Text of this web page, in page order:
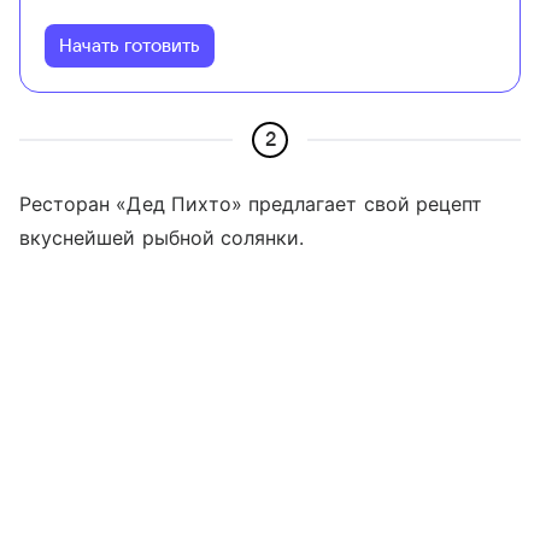
Начать готовить
2
Ресторан «Дед Пихто» предлагает свой рецепт
вкуснейшей рыбной солянки.